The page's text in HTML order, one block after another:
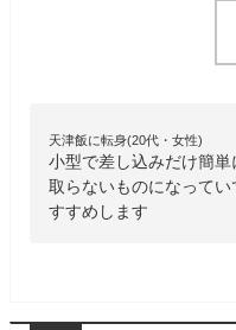
天津飯に転身(20代・女性)
小型で差し込みだけ簡
取らないものになって
すすめします